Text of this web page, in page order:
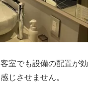
室でも設備の配置が効
じさせません。